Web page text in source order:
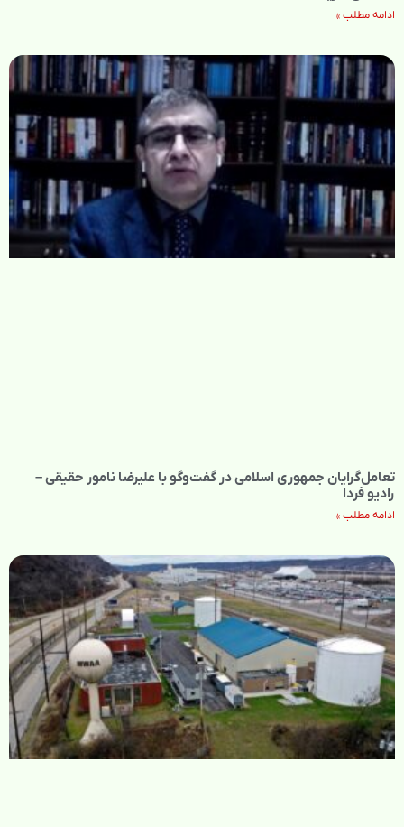
ادامه مطلب »
تعامل‌گرایان جمهوری اسلامی در گفت‌وگو با علیرضا نامور حقیقی –
رادیو فردا
ادامه مطلب »